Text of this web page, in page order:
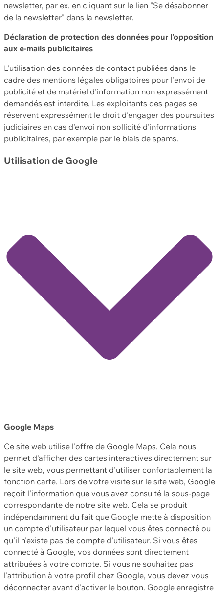
newsletter, par ex. en cliquant sur le lien "Se désabonner
de la newsletter" dans la newsletter.
Déclaration de protection des données pour l'opposition
aux e-mails publicitaires
L'utilisation des données de contact publiées dans le
cadre des mentions légales obligatoires pour l'envoi de
publicité et de matériel d'information non expressément
demandés est interdite. Les exploitants des pages se
réservent expressément le droit d'engager des poursuites
judiciaires en cas d'envoi non sollicité d'informations
publicitaires, par exemple par le biais de spams.
Utilisation de Google
Google Maps
Ce site web utilise l'offre de Google Maps. Cela nous
permet d'afficher des cartes interactives directement sur
le site web, vous permettant d'utiliser confortablement la
fonction carte. Lors de votre visite sur le site web, Google
reçoit l'information que vous avez consulté la sous-page
correspondante de notre site web. Cela se produit
indépendamment du fait que Google mette à disposition
un compte d'utilisateur par lequel vous êtes connecté ou
qu'il n'existe pas de compte d'utilisateur. Si vous êtes
connecté à Google, vos données sont directement
attribuées à votre compte. Si vous ne souhaitez pas
l'attribution à votre profil chez Google, vous devez vous
déconnecter avant d'activer le bouton. Google enregistre